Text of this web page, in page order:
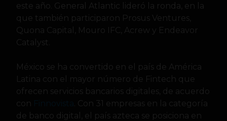
este año. General Atlantic lideró la ronda, en la
que también participaron Prosus Ventures,
Quona Capital, Mouro IFC, Acrew y Endeavor
Catalyst.
México se ha convertido en el país de América
Latina con el mayor número de Fintech que
ofrecen servicios bancarios digitales, de acuerdo
con
. Con 31 empresas en la categoría
de banco digital, el país azteca se posiciona en